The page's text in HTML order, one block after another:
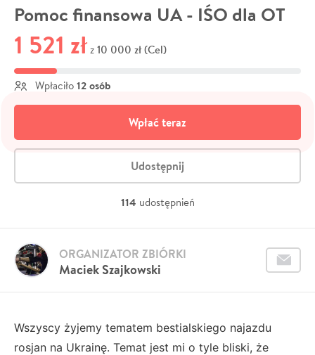
Pomoc finansowa UA - IŚO dla OT
1 521 zł z 10 000 zł (Cel)
Wpłaciło 12 osób
Wpłać teraz
Udostępnij
114 udostępnień
Maciek Szajkowski
ORGANIZATOR ZBIÓRKI
Wszyscy żyjemy tematem bestialskiego najazdu
rosjan na Ukrainę. Temat jest mi o tyle bliski, że